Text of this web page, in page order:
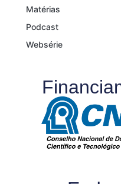
Matérias
Podcast
Websérie